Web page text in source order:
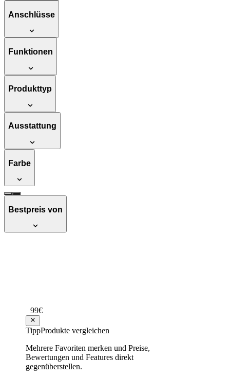
Anschlüsse
Funktionen
Produkttyp
Ausstattung
Farbe
Bestpreis von
Empfehlenswert
1.185
99€
Agfeo Systemtelefon ST 42, schwarz
ISDN-Telefon - Preisvergleich
TippProdukte vergleichen
Mehrere Favoriten merken und Preise,
Bewertungen und Features direkt
gegenüberstellen.